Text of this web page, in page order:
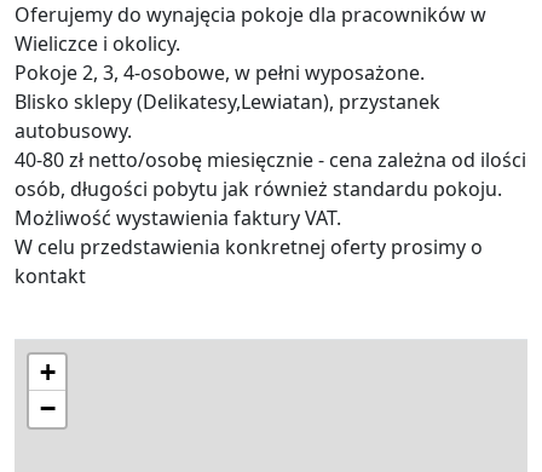
Oferujemy do wynajęcia pokoje dla pracowników w
Wieliczce i okolicy.
Pokoje 2, 3, 4-osobowe, w pełni wyposażone.
Blisko sklepy (Delikatesy,Lewiatan), przystanek
autobusowy.
40-80 zł netto/osobę miesięcznie - cena zależna od ilości
osób, długości pobytu jak również standardu pokoju.
Możliwość wystawienia faktury VAT.
W celu przedstawienia konkretnej oferty prosimy o
kontakt
+
−